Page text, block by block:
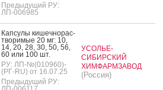
Предыдущий РУ:
ЛП-006985
Кап­су­лы ки­шеч­но­рас­
тво­римые 20 мг: 10,
14, 20, 28, 30, 50, 56,
60 или 100 шт.
РУ: ЛП-№(010960)-
(РГ-RU) от 16.07.25
Предыдущий РУ:
УСОЛЬЕ-
СИБИРСКИЙ
ХИМФАРМЗАВОД
(Россия)